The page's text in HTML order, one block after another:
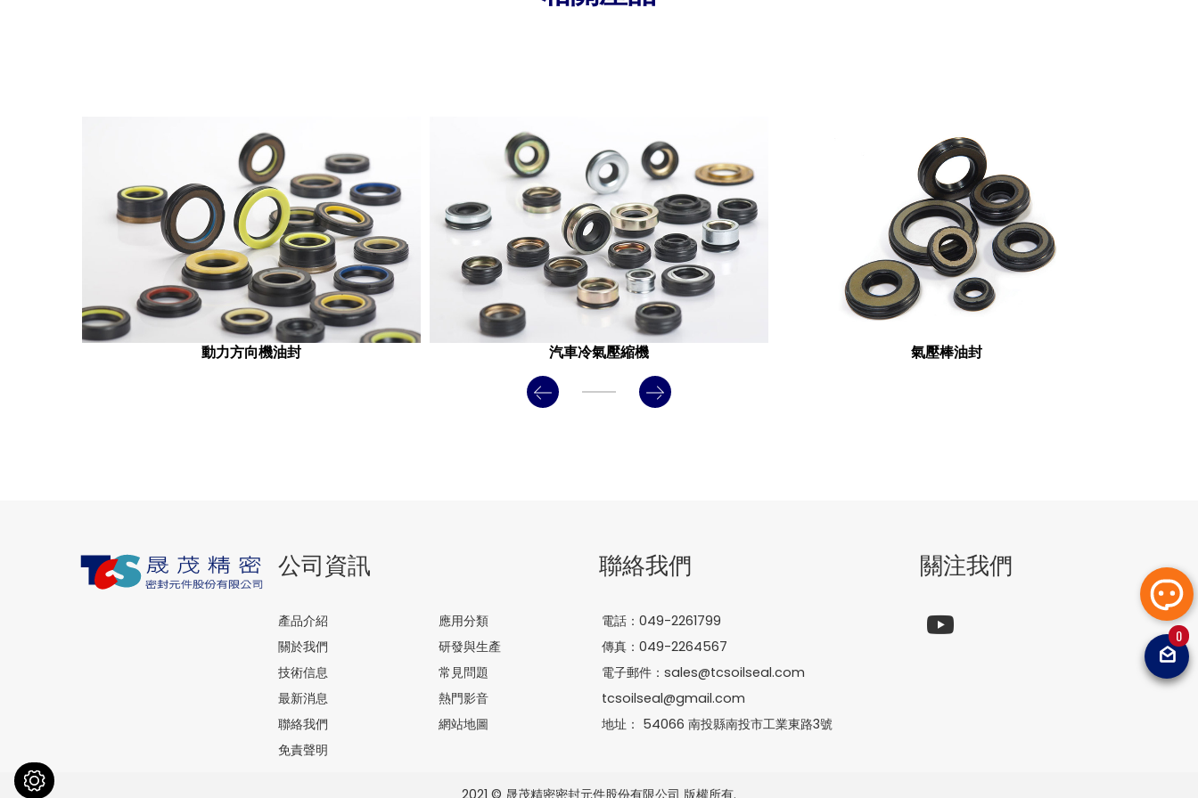
動力方向機油封 汽車冷氣壓縮機 氣壓棒油封
公司資訊
產品介紹
應用分類
關於我們
研發與生產
技術信息
常見問題
最新消息
熱門影音
聯絡我們
網站地圖
免責聲明
聯絡我們
電話：049-2261799
傳真：049-2264567
電子郵件： sales@tcsoilseal.com
tcsoilseal@gmail.com
地址： 54066 南投縣南投市工業東路3號
關注我們
2021 © 晟茂精密密封元件股份有限公司 版權所有.
0